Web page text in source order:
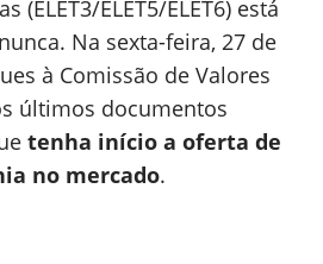
(ELET3/ELET5/ELET6) está
Na sexta-feira, 27 de
à Comissão de Valores
últimos documentos
tenha início a oferta de
no mercado.